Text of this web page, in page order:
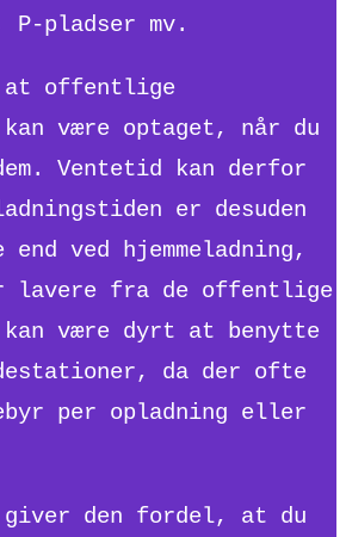
pladser mv.
at offentlige
være optaget, når du
Ventetid kan derfor
er desuden
ved hjemmeladning,
lavere fra de offentlige
kan være dyrt at benytte
da der ofte
per opladning eller
giver den fordel, at du